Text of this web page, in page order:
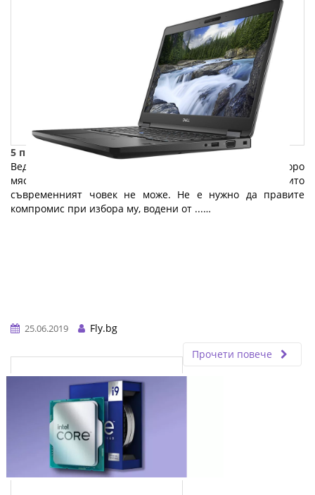
5 причини да изберете лаптоп на изплащане: Част 2
Веднага след мобилния телефон, лаптопът заема второ
място в класацията на технологичните джаджи, без които
съвременният човек не може. Не е нужно да правите
компромис при избора му, водени от ...…
25.06.2019
Fly.bg
Прочети повече